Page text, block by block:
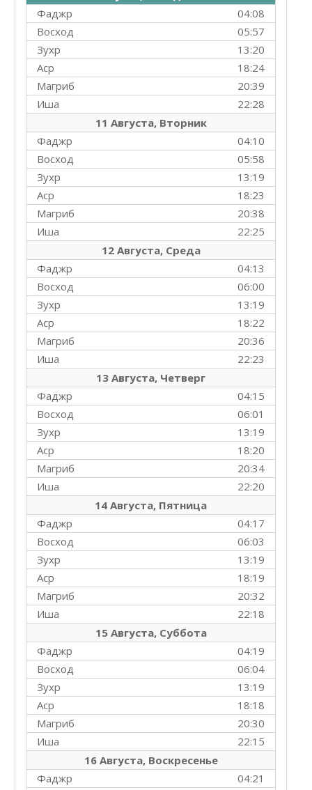
04:08
Фаджр
05:57
Восход
13:20
Зухр
18:24
Аср
20:39
Магриб
22:28
Иша
11 Августа, Вторник
04:10
Фаджр
05:58
Восход
13:19
Зухр
18:23
Аср
20:38
Магриб
22:25
Иша
12 Августа, Среда
04:13
Фаджр
06:00
Восход
13:19
Зухр
18:22
Аср
20:36
Магриб
22:23
Иша
13 Августа, Четверг
04:15
Фаджр
06:01
Восход
13:19
Зухр
18:20
Аср
20:34
Магриб
22:20
Иша
14 Августа, Пятница
04:17
Фаджр
06:03
Восход
13:19
Зухр
18:19
Аср
20:32
Магриб
22:18
Иша
15 Августа, Суббота
04:19
Фаджр
06:04
Восход
13:19
Зухр
18:18
Аср
20:30
Магриб
22:15
Иша
16 Августа, Воскресенье
04:21
Фаджр